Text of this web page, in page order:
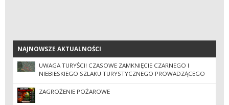
NAJNOWSZE AKTUALNOŚCI
NAJNOWSZE AKTUALNOŚCI
UWAGA TURYŚCI! CZASOWE ZAMKNIĘCIE CZARNEGO I
NIEBIESKIEGO SZLAKU TURYSTYCZNEGO PROWADZĄCEGO
NA WIELKĄ SOWĘ!
ZAGROŻENIE POŻAROWE